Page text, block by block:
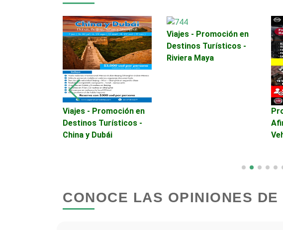
Autobuses
Autopartes Eléctricas Avaluos
Bancos
Basculas
Bordados y Estampados
Cajas de
Camiones para Fletes Cancelería
Viajes - Promoción en
Destinos Turísticos -
China y Dubái
Viajes - Promoción en
Destinos Turísticos -
Riviera Maya
CONOCE LAS OPINIONES